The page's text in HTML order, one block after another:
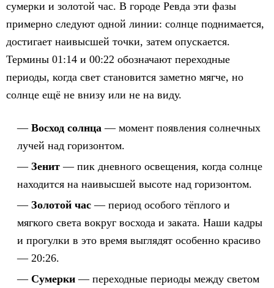
сумерки и золотой час. В городе Ревда эти фазы
примерно следуют одной линии: солнце поднимается,
достигает наивысшей точки, затем опускается.
Термины 01:14 и 00:22 обозначают переходные
периоды, когда свет становится заметно мягче, но
солнце ещё не внизу или не на виду.
Восход солнца — момент появления солнечных
лучей над горизонтом.
Зенит — пик дневного освещения, когда солнце
находится на наивысшей высоте над горизонтом.
Золотой час — период особого тёплого и
мягкого света вокруг восхода и заката. Наши кадры
и прогулки в это время выглядят особенно красиво
— 20:26.
Сумерки — переходные периоды между светом